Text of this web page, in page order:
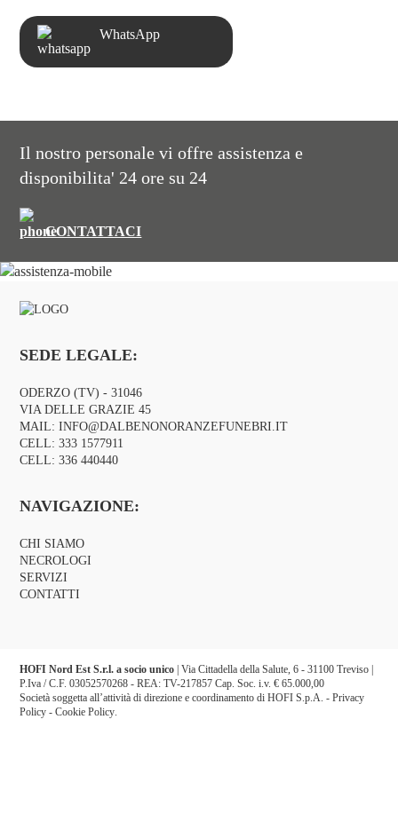
WhatsApp
Il nostro personale vi offre assistenza e
disponibilita' 24 ore su 24
CONTATTACI
SEDE LEGALE:
ODERZO (TV) - 31046
VIA DELLE GRAZIE 45
MAIL:INFO@DALBENONORANZEFUNEBRI.IT
CELL:333 1577911
CELL:336 440440
NAVIGAZIONE:
CHI SIAMO
NECROLOGI
SERVIZI
CONTATTI
HOFI Nord Est S.r.l. a socio unico | Via Cittadella della Salute, 6 - 31100 Treviso |
P.Iva / C.F. 03052570268 - REA: TV-217857 Cap. Soc. i.v. € 65.000,00
Società soggetta all’attività di direzione e coordinamento di HOFI S.p.A. -Privacy
Policy -Cookie Policy.